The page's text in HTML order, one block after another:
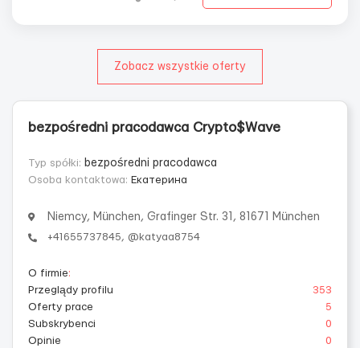
Zobacz wszystkie oferty
bezpośredni pracodawca Crypto$Wave
Typ spółki: bezpośredni pracodawca
Osoba kontaktowa: Екатерина
Niemcy, München, Grafinger Str. 31, 81671 München
+41655737845, @katyaa8754
O firmie:
Przeglądy profilu
353
Oferty prace
5
Subskrybenci
0
Opinie
0